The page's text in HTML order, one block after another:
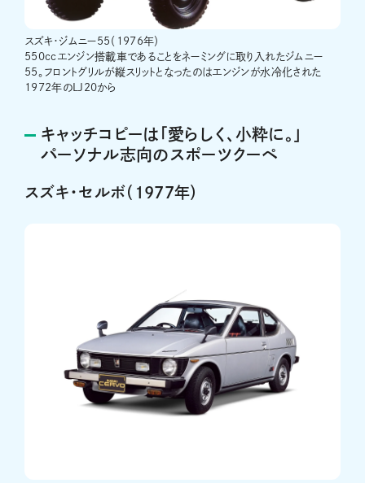
スズキ・ジムニー55（1976年）
550ccエンジン搭載車であることをネーミングに取り入れたジムニー
55。フロントグリルが縦スリットとなったのはエンジンが水冷化された
1972年のLJ20から
キャッチコピーは「愛らしく、小粋に。」
パーソナル志向のスポーツクーペ
スズキ・セルボ（1977年）